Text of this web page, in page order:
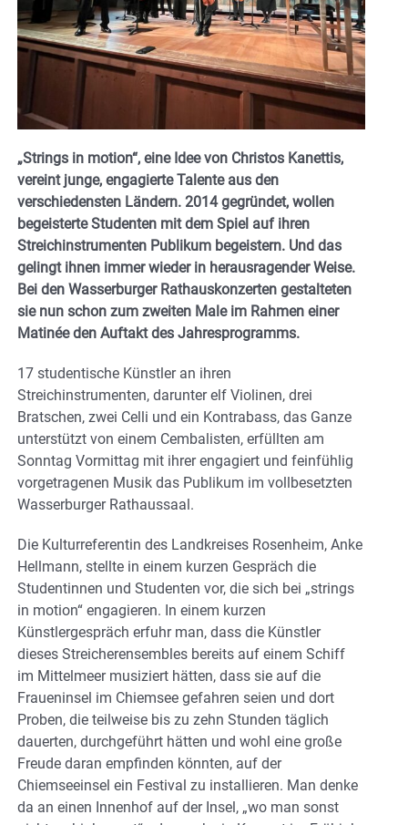
„Strings in motion“, eine Idee von Christos Kanettis,
vereint junge, engagierte Talente aus den
verschiedensten Ländern. 2014 gegründet, wollen
begeisterte Studenten mit dem Spiel auf ihren
Streichinstrumenten Publikum begeistern. Und das
gelingt ihnen immer wieder in herausragender Weise.
Bei den Wasserburger Rathauskonzerten gestalteten
sie nun schon zum zweiten Male im Rahmen einer
Matinée den Auftakt des Jahresprogramms.
17 studentische Künstler an ihren
Streichinstrumenten, darunter elf Violinen, drei
Bratschen, zwei Celli und ein Kontrabass, das Ganze
unterstützt von einem Cembalisten, erfüllten am
Sonntag Vormittag mit ihrer engagiert und feinfühlig
vorgetragenen Musik das Publikum im vollbesetzten
Wasserburger Rathaussaal.
Die Kulturreferentin des Landkreises Rosenheim, Anke
Hellmann, stellte in einem kurzen Gespräch die
Studentinnen und Studenten vor, die sich bei „strings
in motion“ engagieren. In einem kurzen
Künstlergespräch erfuhr man, dass die Künstler
dieses Streicherensembles bereits auf einem Schiff
im Mittelmeer musiziert hätten, dass sie auf die
Fraueninsel im Chiemsee gefahren seien und dort
Proben, die teilweise bis zu zehn Stunden täglich
dauerten, durchgeführt hätten und wohl eine große
Freude daran empfinden könnten, auf der
Chiemseeinsel ein Festival zu installieren. Man denke
da an einen Innenhof auf der Insel, „wo man sonst